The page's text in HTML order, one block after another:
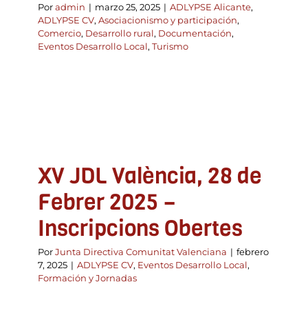
Poradmin | marzo 25, 2025 | ADLYPSE Alicante,
ADLYPSE CV, Asociacionismo y participación,
Comercio, Desarrollo rural, Documentación,
Eventos Desarrollo Local, Turismo
XV JDL València, 28 de
Febrer 2025 –
Inscripcions Obertes
PorJunta Directiva Comunitat Valenciana | febrero
7, 2025 | ADLYPSE CV, Eventos Desarrollo Local,
Formación y Jornadas